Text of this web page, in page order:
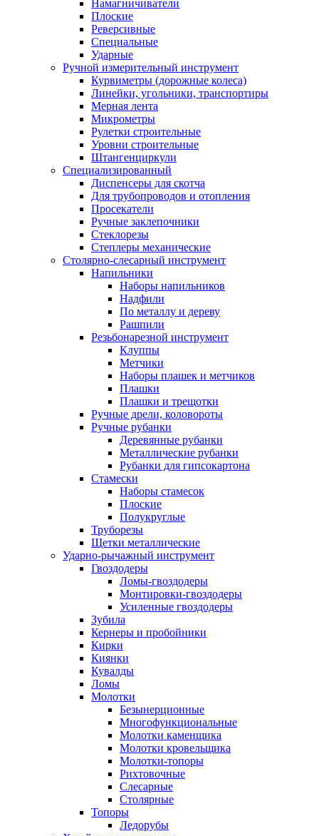
Намагничиватели
Плоские
Реверсивные
Специальные
Ударные
Ручной измерительный инструмент
Курвиметры (дорожные колеса)
Линейки, угольники, транспортиры
Мерная лента
Микрометры
Рулетки строительные
Уровни строительные
Штангенциркули
Специализированный
Диспенсеры для скотча
Для трубопроводов и отопления
Просекатели
Ручные заклепочники
Стеклорезы
Степлеры механические
Столярно-слесарный инструмент
Напильники
Наборы напильников
Надфили
По металлу и дереву
Рашпили
Резьбонарезной инструмент
Клуппы
Метчики
Наборы плашек и метчиков
Плашки
Плашки и трещотки
Ручные дрели, коловороты
Ручные рубанки
Деревянные рубанки
Металлические рубанки
Рубанки для гипсокартона
Стамески
Наборы стамесок
Плоские
Полукруглые
Труборезы
Щетки металлические
Ударно-рычажный инструмент
Гвоздодеры
Ломы-гвоздодеры
Монтировки-гвоздодеры
Усиленные гвоздодеры
Зубила
Кернеры и пробойники
Кирки
Киянки
Кувалды
Ломы
Молотки
Безынерционные
Многофункциональные
Молотки каменщика
Молотки кровельщика
Молотки-топоры
Рихтовочные
Слесарные
Столярные
Топоры
Ледорубы